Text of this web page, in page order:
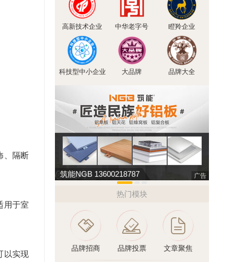
、隔断
用于室
以实现
高新技术企业 中华老字号 瞪羚企业
科技型中小企业 大品牌 品牌大全
筑能NGB 13600218787 广告
热门模块
品牌招商 品牌投票 文章聚焦